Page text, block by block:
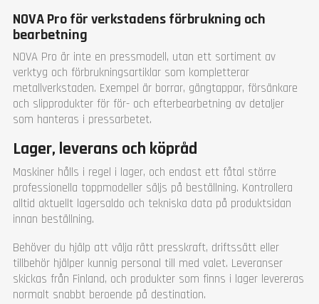
NOVA Pro för verkstadens förbrukning och
bearbetning
NOVA Pro är inte en pressmodell, utan ett sortiment av
verktyg och förbrukningsartiklar som kompletterar
metallverkstaden. Exempel är borrar, gängtappar, försänkare
och slipprodukter för för- och efterbearbetning av detaljer
som hanteras i pressarbetet.
Lager, leverans och köpråd
Maskiner hålls i regel i lager, och endast ett fåtal större
professionella toppmodeller säljs på beställning. Kontrollera
alltid aktuellt lagersaldo och tekniska data på produktsidan
innan beställning.
Behöver du hjälp att välja rätt presskraft, driftssätt eller
tillbehör hjälper kunnig personal till med valet. Leveranser
skickas från Finland, och produkter som finns i lager levereras
normalt snabbt beroende på destination.